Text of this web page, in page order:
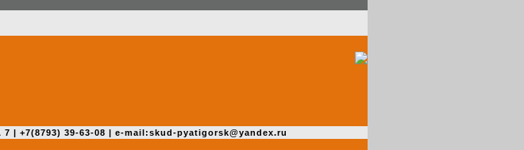
39-63-08 | e-mail:skud-pyatigorsk@yandex.ru